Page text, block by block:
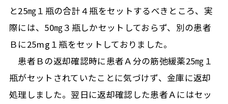
と25㎎１瓶の合計４瓶をセットするべきところ、実
際には、50㎎３瓶しかセットしておらず、別の患者
Ｂに25mg１瓶をセットしておりました。
患者Ｂの返却確認時に患者Ａ分の筋弛緩薬25㎎１
瓶がセットされていたことに気づけず、金庫に返却
処理しました。翌日に返却確認した患者Ａにはセッ